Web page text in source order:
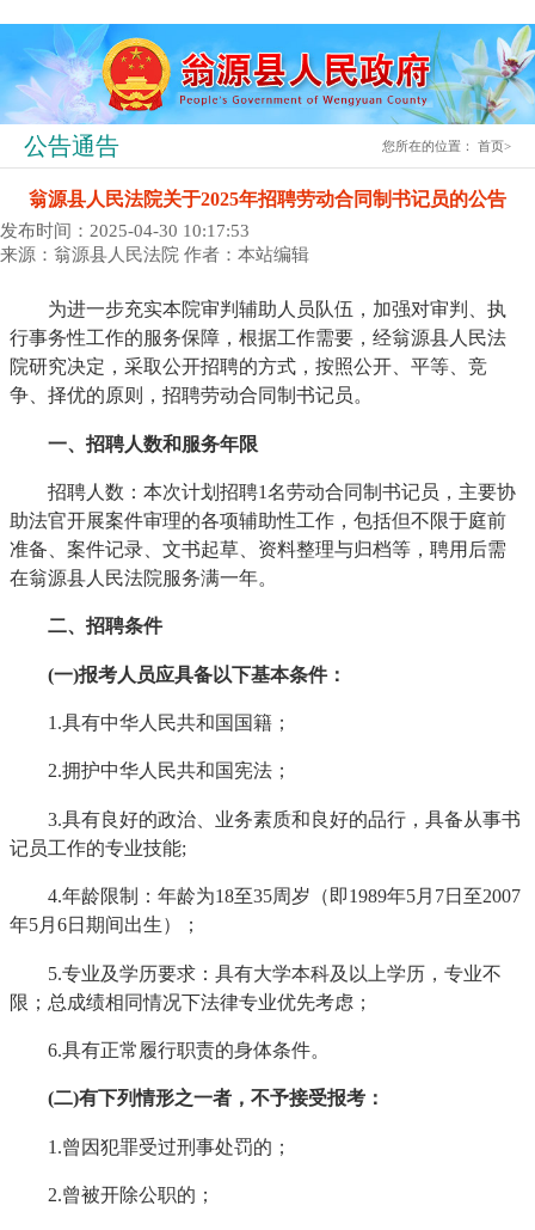
公告通告 您所在的位置：首页>
翁源县人民法院关于2025年招聘劳动合同制书记员的公告
发布时间：2025-04-30 10:17:53
来源：翁源县人民法院 作者：本站编辑
为进一步充实本院审判辅助人员队伍，加强对审判、执
行事务性工作的服务保障，根据工作需要，经翁源县人民法
院研究决定，采取公开招聘的方式，按照公开、平等、竞
争、择优的原则，招聘劳动合同制书记员。
一、招聘人数和服务年限
招聘人数：本次计划招聘1名劳动合同制书记员，主要协
助法官开展案件审理的各项辅助性工作，包括但不限于庭前
准备、案件记录、文书起草、资料整理与归档等，聘用后需
在翁源县人民法院服务满一年。
二、招聘条件
(一)报考人员应具备以下基本条件：
1.具有中华人民共和国国籍；
2.拥护中华人民共和国宪法；
3.具有良好的政治、业务素质和良好的品行，具备从事书
记员工作的专业技能;
4.年龄限制：年龄为18至35周岁（即1989年5月7日至2007
年5月6日期间出生）；
5.专业及学历要求：具有大学本科及以上学历，专业不
限；总成绩相同情况下法律专业优先考虑；
6.具有正常履行职责的身体条件。
(二)有下列情形之一者，不予接受报考：
1.曾因犯罪受过刑事处罚的；
2.曾被开除公职的；